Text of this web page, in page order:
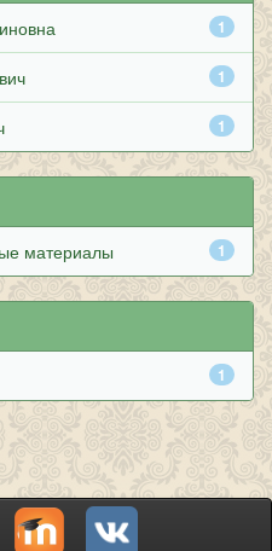
1
1
1
1
материалы
1